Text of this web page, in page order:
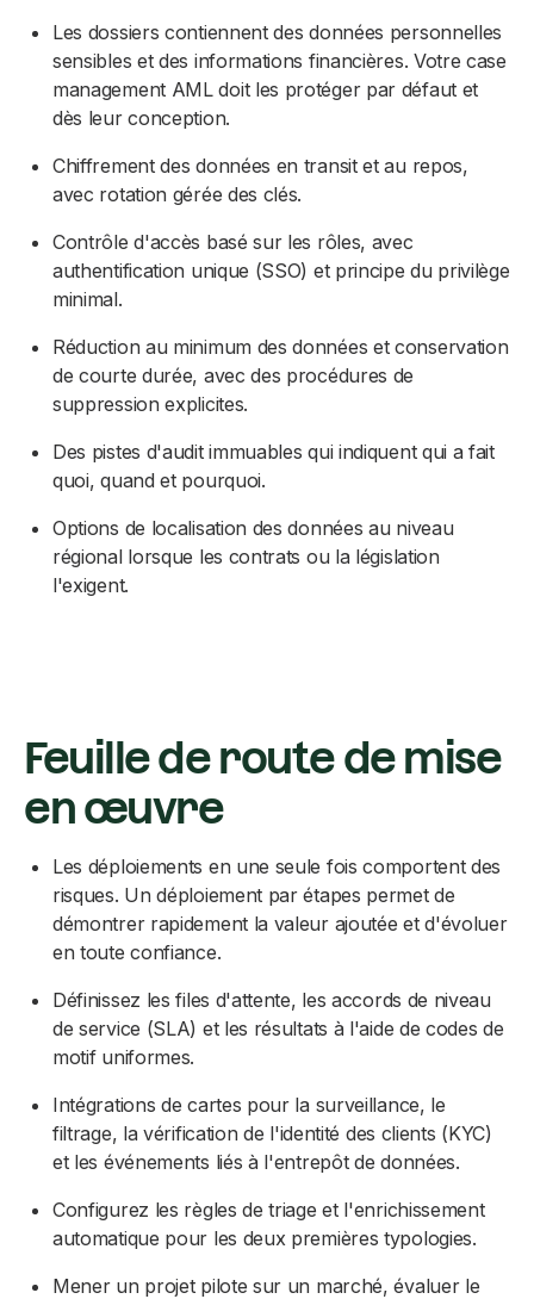
Les dossiers contiennent des données personnelles
sensibles et des informations financières. Votre case
management AML doit les protéger par défaut et
dès leur conception.
Chiffrement des données en transit et au repos,
avec rotation gérée des clés.
Contrôle d'accès basé sur les rôles, avec
authentification unique (SSO) et principe du privilège
minimal.
Réduction au minimum des données et conservation
de courte durée, avec des procédures de
suppression explicites.
Des pistes d'audit immuables qui indiquent qui a fait
quoi, quand et pourquoi.
Options de localisation des données au niveau
régional lorsque les contrats ou la législation
l'exigent.
Feuille de route de mise
en œuvre
Les déploiements en une seule fois comportent des
risques. Un déploiement par étapes permet de
démontrer rapidement la valeur ajoutée et d'évoluer
en toute confiance.
Définissez les files d'attente, les accords de niveau
de service (SLA) et les résultats à l'aide de codes de
motif uniformes.
Intégrations de cartes pour la surveillance, le
filtrage, la vérification de l'identité des clients (KYC)
et les événements liés à l'entrepôt de données.
Configurez les règles de triage et l'enrichissement
automatique pour les deux premières typologies.
Mener un projet pilote sur un marché, évaluer le